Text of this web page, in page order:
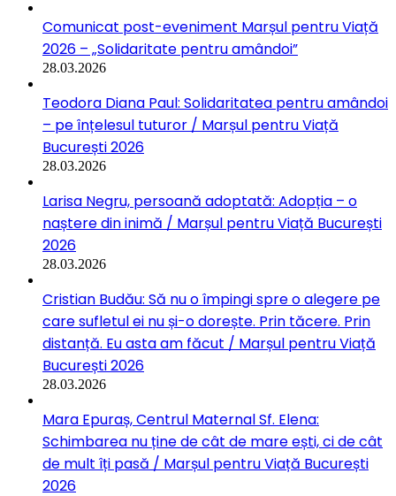
Comunicat post-eveniment Marșul pentru Viață
2026 – „Solidaritate pentru amândoi”
28.03.2026
Teodora Diana Paul: Solidaritatea pentru amândoi
– pe înțelesul tuturor / Marșul pentru Viață
București 2026
28.03.2026
Larisa Negru, persoană adoptată: Adopția – o
naștere din inimă / Marșul pentru Viață București
2026
28.03.2026
Cristian Budău: Să nu o împingi spre o alegere pe
care sufletul ei nu și-o dorește. Prin tăcere. Prin
distanță. Eu asta am făcut / Marșul pentru Viață
București 2026
28.03.2026
Mara Epuraș, Centrul Maternal Sf. Elena:
Schimbarea nu ține de cât de mare ești, ci de cât
de mult îți pasă / Marșul pentru Viață București
2026